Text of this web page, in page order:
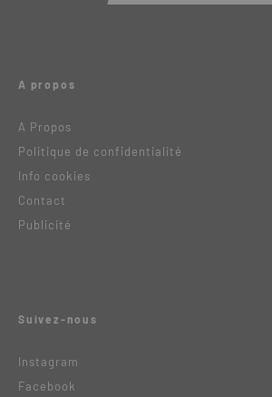
A propos
A Propos
Politique de confidentialité
Info cookies
Contact
Publicité
Suivez-nous
Instagram
Facebook